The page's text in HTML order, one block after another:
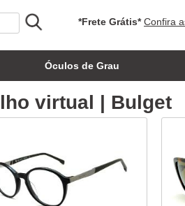
*Frete Grátis* Confira
Óculos de Grau
virtual | Bulget